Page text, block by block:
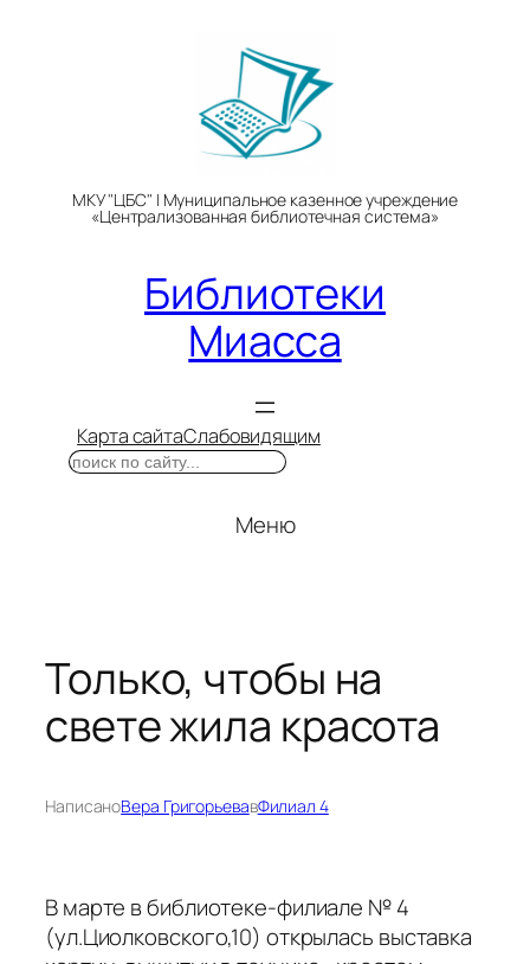
МКУ "ЦБС" | Муниципальное казенное учреждение
«Централизованная библиотечная система»
Библиотеки
Миасса
Карта сайтаСлабовидящим
Поиск
Меню
Только, чтобы на
свете жила красота
НаписаноВера ГригорьевавФилиал 4
В марте в библиотеке-филиале № 4
(ул.Циолковского,10) открылась выставка